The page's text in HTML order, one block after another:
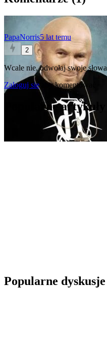
PapaNorris5 lat temu
2
Wcale nie, odwołaj swoje słowa
Zaloguj się aby komentować
Popularne artykuły
Popularne dyskusje